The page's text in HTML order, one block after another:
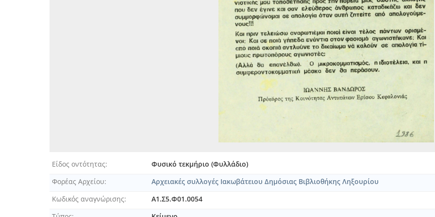
[Φυλλάδιο] Νεκρολογία. Έκτακτον παράρτημα της "Φωνής"
[Φυλλάδιο] Ο Καπιτάν Δηλότης νυν συντάκτης της "Φωνής" και τα ανδραγαθήματά του (έκδοσις
[Φυλλάδιο] Ολίγαι λέξεις εκφωνηθείσαι υπό Λ. Βλάχου Προέδρου του Δημοτικού Συμβουλίου
[Φυλλάδιο] Ολίγα λόγια αληθινά προς τον λαόν της Λευκάδος
[Φυλλάδιο] Ο πατέρας μου [1891-10-28]
[Φυλλάδιο] Ο υβρισθείς Νικόλαος Ιω. Σταματέλος με υπογραφή "Εις Λευκάδιος" [Πιθανόν 1888]
[Φυλλάδιο] Ο Υπεύθυνος Συντάκτης του "Κώδωνος" προς τους αναγνώστας του
[Φυλλάδιο] Παιάν εις τον τεχθέντα διάδοχον του ελληνικού θρόνου [1868-07-24]
[Φυλλάδιο] Παράρτημα Β' του 8 αριθ. της εφημερίδος "Ένωσις" [1863-10-22]
[Φυλλάδιο] Ποίημα απαγγελθέν εν Λευκάδι υπό Αλκιβιάδου Σ. Ιωαννίδου Σχολάρχου κατά
[Φυλλάδιο] Πράξις της Γερουσίας, ασηκώνουσα τα εμπόδια δια το κόψιμον των δένδρων των
[Φυλλάδιο] Πρόσρησις εν τοις εναίσιμοις αρραβώσι του κυρίου Κωνσταντίνου Ν. Σάθα μετά της
[Φυλλάδιο] Προς τους εκλογείς του Δήμου Κρανίων [1891-06-24]
[Φυλλάδιο] Σενιο...πουφφικός ύμνος με υπογραφή "η Αγουστέλα"
[Φυλλάδιο] Σετ ουν μπον κανόν!!!!! Γράμμα από Ζάκυνθο εις Αθήνας [1880-03-22]
Είδος οντότητας
Φυσικό τεκμήριο (Φυλλάδιο)
Φορέας Αρχείου
Αρχειακές συλλογές Ιακωβάτειου Δημόσιας Βιβλιοθήκης Ληξουρίου
Κωδικός αναγνώρισης
Α1.Σ5.Φ01.0054